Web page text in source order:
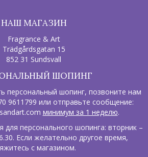
НАШ МАГАЗИН
Fragrance & Art
Trädgårdsgatan 15
852 31 Sundsvall
ШОПИНГ
персональный шопинг, позвоните нам
9611799 или отправьте сообщение:
минимум за 1 неделю.
персонального шопинга: вторник –
Если желательно другое время,
с магазином.